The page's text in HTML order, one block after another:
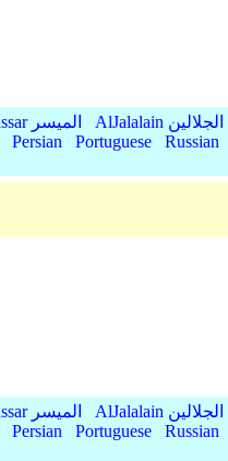
AlMuyassar الميسر AlJalalain الجلالين
Persian Portuguese Russian
AlMuyassar الميسر AlJalalain الجلالين
Persian Portuguese Russian